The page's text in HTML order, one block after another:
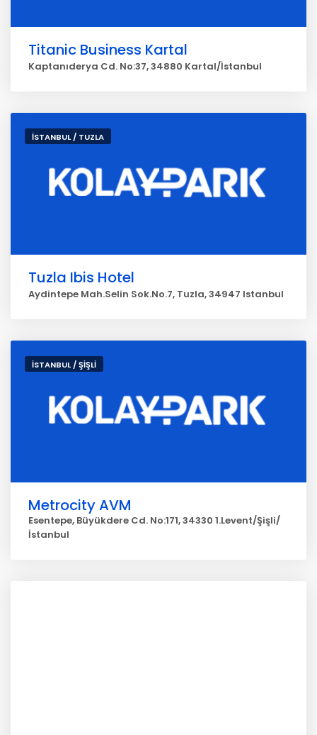
Titanic Business Kartal
Kaptanıderya Cd. No:37, 34880 Kartal/İstanbul
İSTANBUL / TUZLA
Tuzla Ibis Hotel
Aydintepe Mah.Selin Sok.No.7, Tuzla, 34947 Istanbul
İSTANBUL / ŞİŞLİ
Metrocity AVM
Esentepe, Büyükdere Cd. No:171, 34330 1.Levent/Şişli/
İstanbul